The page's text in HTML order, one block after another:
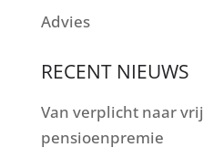
Advies
RECENT NIEUWS
Van verplicht naar
pensioenpremie